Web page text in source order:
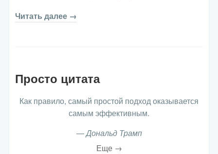
Читать далее →
Просто цитата
Как правило, самый простой подход оказывается
самым эффективным.
—Дональд Трамп
Еще →